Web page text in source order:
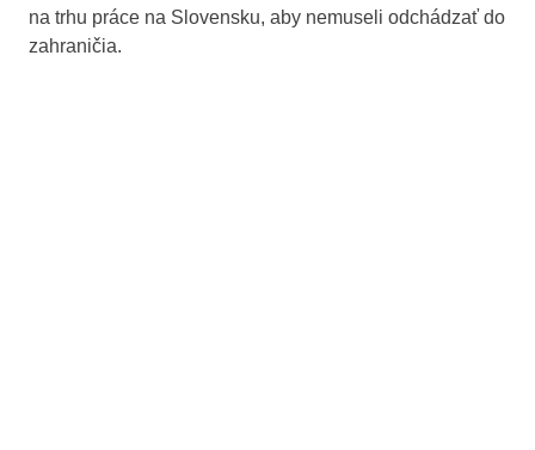
na trhu práce na Slovensku, aby nemuseli odchádzať do
zahraničia.